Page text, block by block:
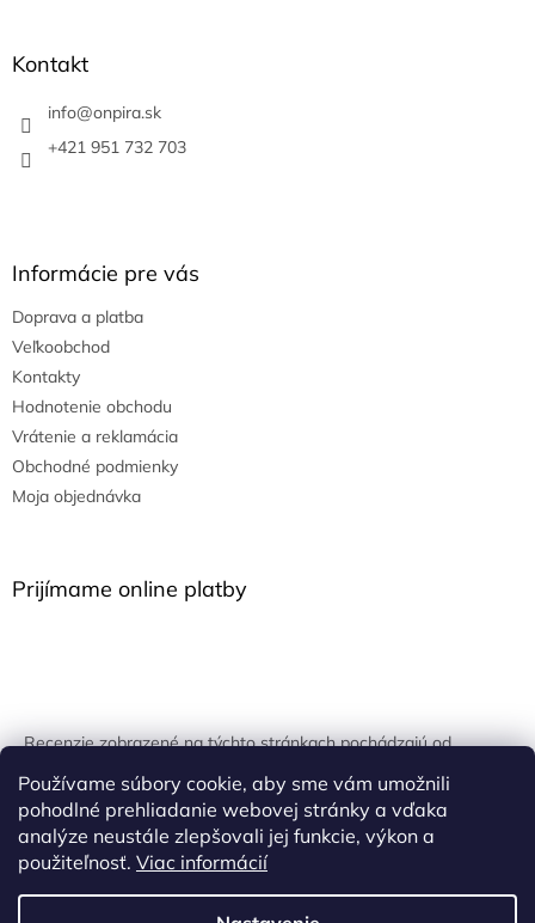
Používame súbory cookie, aby sme vám umožnili
pohodlné prehliadanie webovej stránky a vďaka
analýze neustále zlepšovali jej funkcie, výkon a
použiteľnosť. Viac informácií
Kontakt
info@onpira.sk
+421 951 732 703
Informácie pre vás
Doprava a platba
Veľkoobchod
Kontakty
Hodnotenie obchodu
Vrátenie a reklamácia
Obchodné podmienky
Moja objednávka
Prijímame online platby
Recenzie zobrazené na týchto stránkach pochádzajú od
unikátnych kľúčov generovaných na základe údajov z
uskutočnenej objednávky.